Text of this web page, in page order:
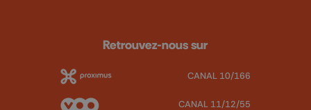
Retrouvez-nous sur
CANAL 10/166
CANAL 11/12/55